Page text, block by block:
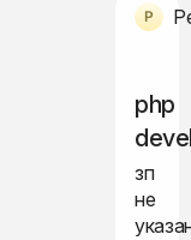
php
зп
не